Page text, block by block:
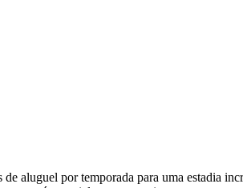
aluguel por temporada para uma estadia